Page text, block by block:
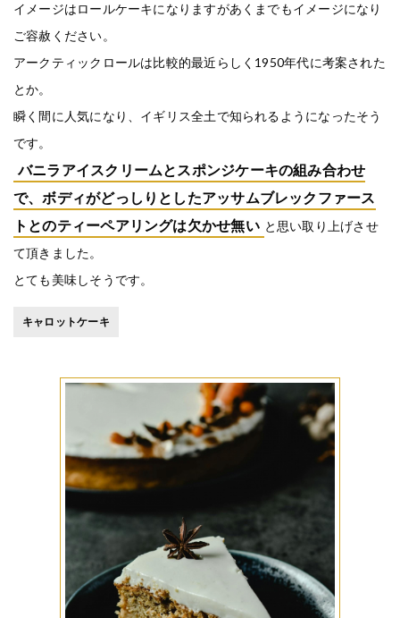
イメージはロールケーキになりますがあくまでもイメージになり
ご容赦ください。
アークティックロールは比較的最近らしく1950年代に考案された
とか。
瞬く間に人気になり、イギリス全土で知られるようになったそう
です。
バニラアイスクリームとスポンジケーキの組み合わせ
で、ボディがどっしりとしたアッサムブレックファース
トとのティーペアリングは欠かせ無い と思い取り上げさせ
て頂きました。
とても美味しそうです。
キャロットケーキ